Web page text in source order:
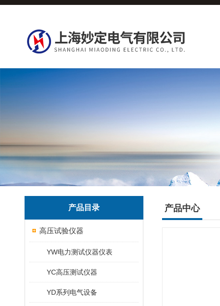
产品目录
高压试验仪器
YW电力测试仪器仪表
YC高压测试仪器
YD系列电气设备
产品中心